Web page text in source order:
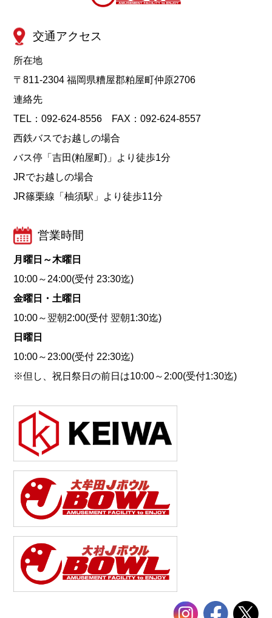
交通アクセス
所在地
〒811-2304 福岡県糟屋郡粕屋町仲原2706
連絡先
TEL：092-624-8556 FAX：092-624-8557
西鉄バスでお越しの場合
バス停「吉田(粕屋町)」より徒歩1分
JRでお越しの場合
JR篠栗線「柚須駅」より徒歩11分
営業時間
月曜日～木曜日
10:00～24:00(受付 23:30迄)
金曜日・土曜日
10:00～翌朝2:00(受付 翌朝1:30迄)
日曜日
10:00～23:00(受付 22:30迄)
※但し、祝日祭日の前日は10:00～2:00(受付1:30迄)